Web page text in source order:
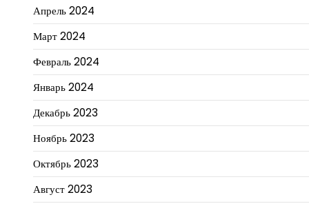
Апрель 2024
Март 2024
Февраль 2024
Январь 2024
Декабрь 2023
Ноябрь 2023
Октябрь 2023
Август 2023